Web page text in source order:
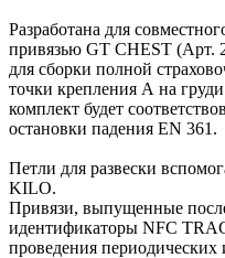
Разработана для
привязью GT CHEST (Арт.
для сборки полной
точки крепления А на
комплект будет
остановки падения EN 361.
Петли для развески
KILO.
Привязи, выпущенные
идентификаторы NFC
проведения периодических